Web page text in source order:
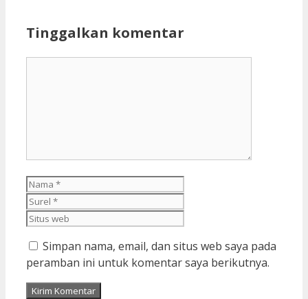
Tinggalkan komentar
Nama
Simpan nama, email, dan situs web saya pada
peramban ini untuk komentar saya berikutnya.